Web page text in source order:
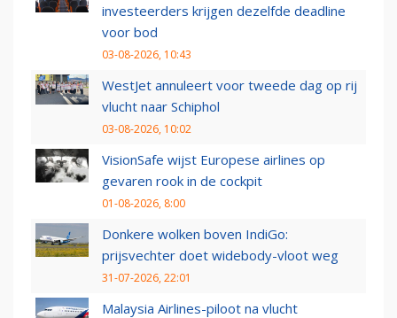
investeerders krijgen dezelfde deadline
voor bod
03-08-2026, 10:43
WestJet annuleert voor tweede dag op rij
vlucht naar Schiphol
03-08-2026, 10:02
VisionSafe wijst Europese airlines op
gevaren rook in de cockpit
01-08-2026, 8:00
Donkere wolken boven IndiGo:
prijsvechter doet widebody-vloot weg
31-07-2026, 22:01
Malaysia Airlines-piloot na vlucht